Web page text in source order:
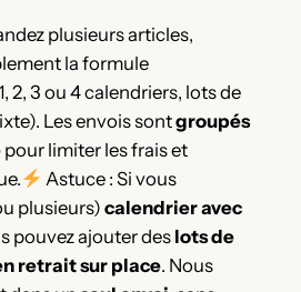
plusieurs articles,
la formule
2, 3 ou 4 calendriers, lots de
Les envois sontgroupés
pour limiter les frais et
Astuce : Si vous
plusieurs) calendrier avec
pouvez ajouter des lots de
retrait sur place. Nous